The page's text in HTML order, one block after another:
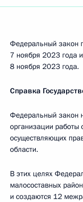
Федеральный закон
7 ноября 2023 года
8 ноября 2023 года.
Справка
Федеральный закон
организации работы
осуществляющих
области.
В этих целях
малосоставных
и создаются 12